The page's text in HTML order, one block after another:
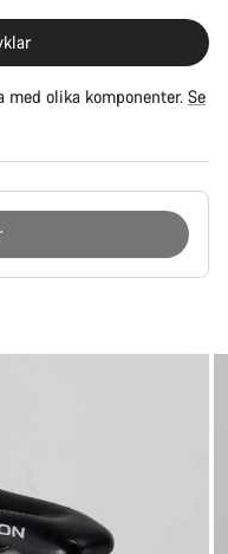
med olika komponenter. Se